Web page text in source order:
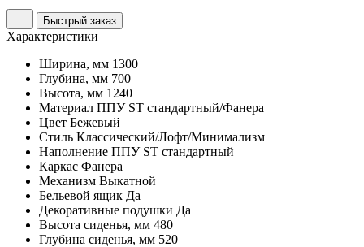
Быстрый заказ
Характеристики
Ширина, мм 1300
Глубина, мм 700
Высота, мм 1240
Материал ППУ ST стандартный/Фанера
Цвет Бежевый
Стиль Классический/Лофт/Минимализм
Наполнение ППУ ST стандартный
Каркас Фанера
Механизм Выкатной
Бельевой ящик Да
Декоративные подушки Да
Высота сиденья, мм 480
Глубина сиденья, мм 520